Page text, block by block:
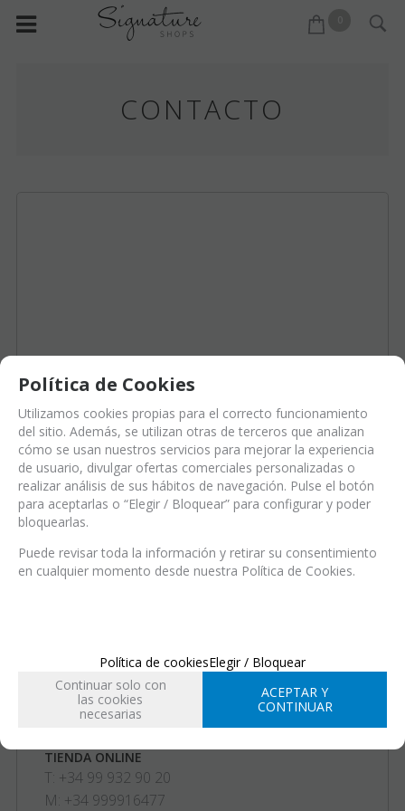
CONTACTO
Avenida Goleta, 25 - Local 10
03540 - Alicante - España
T: +34 99 932 90 20
info@signatureshoes.com
TIENDA ONLINE
T: +34 99 932 90 20
M: +34 999916477
Política de Cookies
Utilizamos cookies propias para el correcto funcionamiento
del sitio. Además, se utilizan otras de terceros que analizan
cómo se usan nuestros servicios para mejorar la experiencia
de usuario, divulgar ofertas comerciales personalizadas o
realizar análisis de sus hábitos de navegación. Pulse el botón
para aceptarlas o “Elegir / Bloquear” para configurar y poder
bloquearlas.
Puede revisar toda la información y retirar su consentimiento
en cualquier momento desde nuestra Política de Cookies.
Política de cookiesElegir / Bloquear
Continuar solo con
las cookies
necesarias
ACEPTAR Y
CONTINUAR